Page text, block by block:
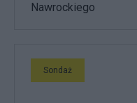
Nawrockiego
Sondaż